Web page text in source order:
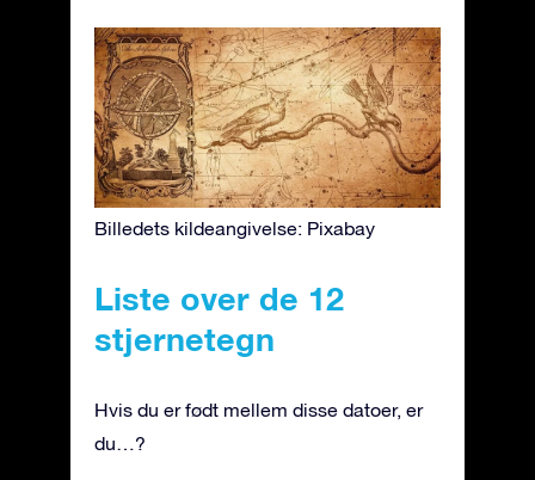
Billedets kildeangivelse: Pixabay
Liste over de 12
stjernetegn
Hvis du er født mellem disse datoer, er
du…?